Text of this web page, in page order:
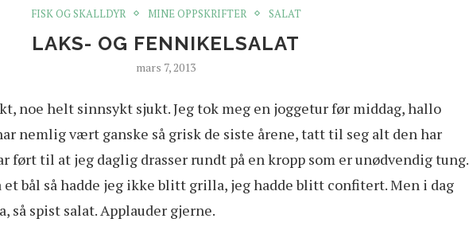
FISK OG SKALLDYR MINE OPPSKRIFTER SALAT
LAKS- OG FENNIKELSALAT
mars 7, 2013
noe helt sinnsykt sjukt. Jeg tok meg en joggetur før middag, hallo
nemlig vært ganske så grisk de siste årene, tatt til seg alt den har
ført til at jeg daglig drasser rundt på en kropp som er unødvendig tung.
bål så hadde jeg ikke blitt grilla, jeg hadde blitt confitert. Men i dag
så spist salat. Applauder gjerne.